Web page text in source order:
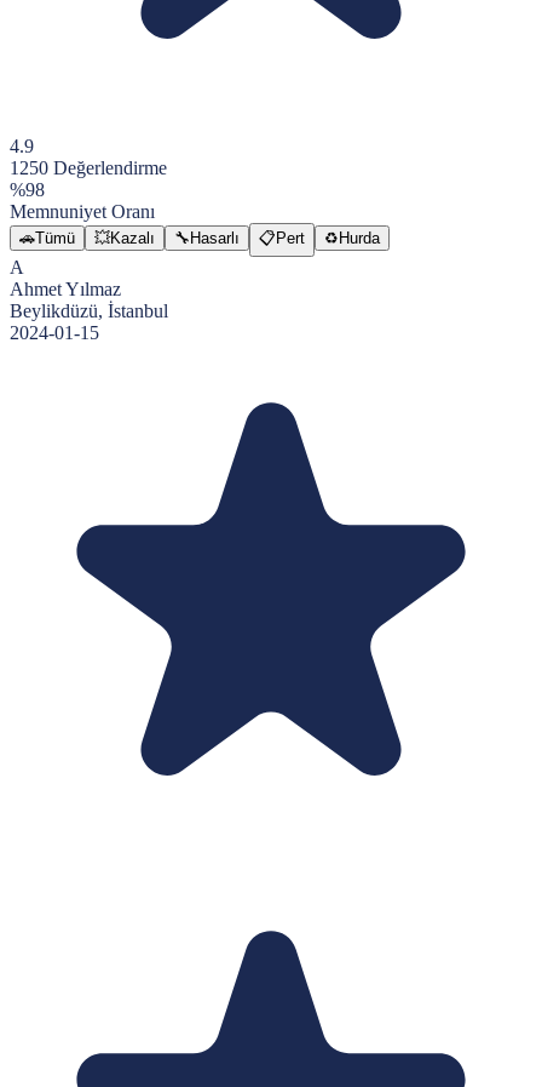
4.9
1250 Değerlendirme
%98
Memnuniyet Oranı
🚗Tümü 💥Kazalı 🔧Hasarlı 📋Pert ♻️Hurda
A
Ahmet Yılmaz
Beylikdüzü, İstanbul
2024-01-15